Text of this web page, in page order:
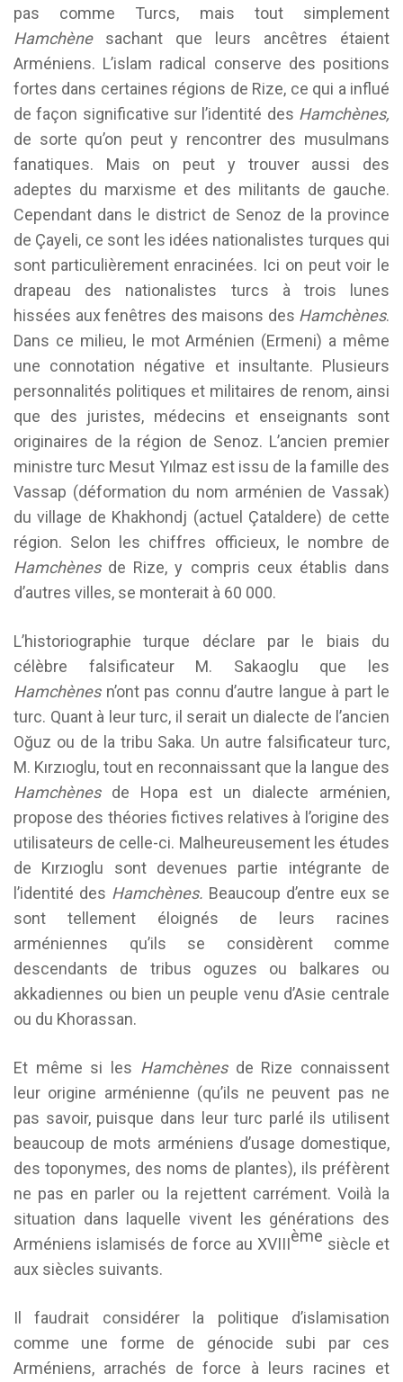
pas comme Turcs, mais tout simplement
Hamchène sachant que leurs ancêtres étaient
Arméniens. L’islam radical conserve des positions
fortes dans certaines régions de Rize, ce qui a influé
de façon significative sur l’identité des Hamchènes,
de sorte qu’on peut y rencontrer des musulmans
fanatiques. Mais on peut y trouver aussi des
adeptes du marxisme et des militants de gauche.
Cependant dans le district de Senoz de la province
de Çayeli, ce sont les idées nationalistes turques qui
sont particulièrement enracinées. Ici on peut voir le
drapeau des nationalistes turcs à trois lunes
hissées aux fenêtres des maisons des Hamchènes.
Dans ce milieu, le mot Arménien (Ermeni) a même
une connotation négative et insultante. Plusieurs
personnalités politiques et militaires de renom, ainsi
que des juristes, médecins et enseignants sont
originaires de la région de Senoz. L’ancien premier
ministre turc Mesut Yılmaz est issu de la famille des
Vassap (déformation du nom arménien de Vassak)
du village de Khakhondj (actuel Çataldere) de cette
région. Selon les chiffres officieux, le nombre de
Hamchènes de Rize, y compris ceux établis dans
d’autres villes, se monterait à 60 000.
L’historiographie turque déclare par le biais du
célèbre falsificateur M. Sakaoglu que les
Hamchènes n’ont pas connu d’autre langue à part le
turc. Quant à leur turc, il serait un dialecte de l’ancien
Oğuz ou de la tribu Saka. Un autre falsificateur turc,
M. Kırzıoglu, tout en reconnaissant que la langue des
Hamchènes de Hopa est un dialecte arménien,
propose des théories fictives relatives à l’origine des
utilisateurs de celle-ci. Malheureusement les études
de Kırzıoglu sont devenues partie intégrante de
l’identité des Hamchènes. Beaucoup d’entre eux se
sont tellement éloignés de leurs racines
arméniennes qu’ils se considèrent comme
descendants de tribus oguzes ou balkares ou
akkadiennes ou bien un peuple venu d’Asie centrale
ou du Khorassan.
Et même si les Hamchènes de Rize connaissent
leur origine arménienne (qu’ils ne peuvent pas ne
pas savoir, puisque dans leur turc parlé ils utilisent
beaucoup de mots arméniens d’usage domestique,
des toponymes, des noms de plantes), ils préfèrent
ne pas en parler ou la rejettent carrément. Voilà la
situation dans laquelle vivent les générations des
Arméniens islamisés de force au XVIIIème siècle et
aux siècles suivants.
Il faudrait considérer la politique d’islamisation
comme une forme de génocide subi par ces
Arméniens, arrachés de force à leurs racines et